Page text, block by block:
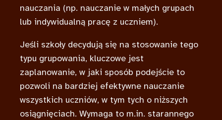
nauczania (np. nauczanie w małych grupach
lub indywidualną pracę z uczniem).
Jeśli szkoły decydują się na stosowanie tego
typu grupowania, kluczowe jest
zaplanowanie, w jaki sposób podejście to
pozwoli na bardziej efektywne nauczanie
wszystkich uczniów, w tym tych o niższych
osiągnięciach. Wymaga to m.in. starannego